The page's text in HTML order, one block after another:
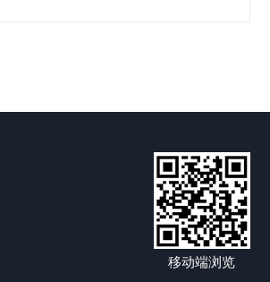
移动端浏览